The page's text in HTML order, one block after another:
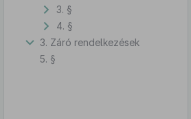
3. §
4. §
3. Záró rendelkezések
5. §